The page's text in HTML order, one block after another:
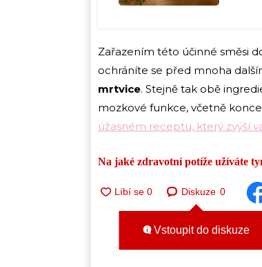
Zařazením této účinné směsi
ochráníte se před mnoha
mrtvice. Stejně tak obě
mozkové funkce, včetně
úžasném receptu, který zvýší
Na jaké zdravotní potíže užíváte
Diskuze 0
Vstoupit do diskuze